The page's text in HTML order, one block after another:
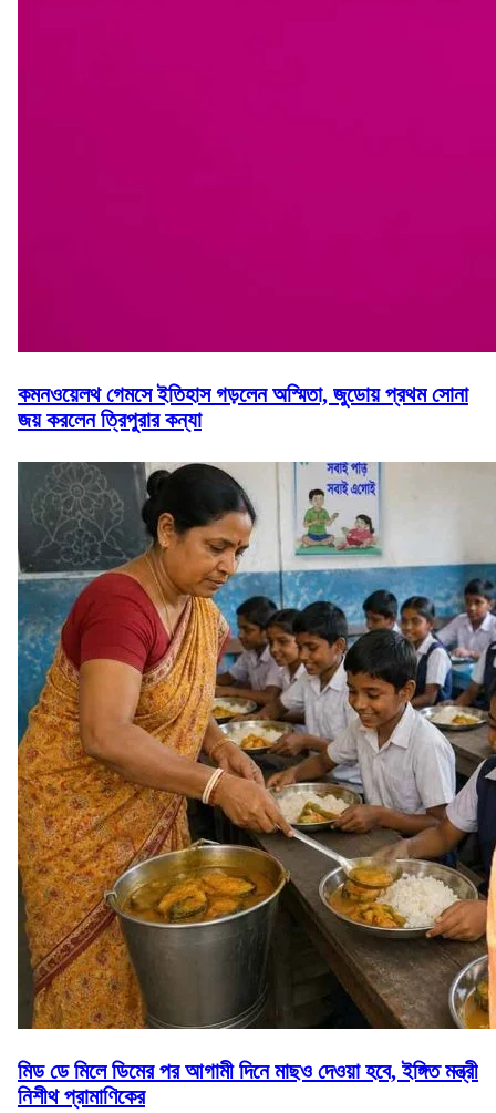
কমনওয়েলথ গেমসে ইতিহাস গড়লেন অস্মিতা, জুডোয় প্রথম সোনা
জয় করলেন ত্রিপুরার কন্যা
মিড ডে মিলে ডিমের পর আগামী দিনে মাছও দেওয়া হবে, ইঙ্গিত মন্ত্রী
নিশীথ প্রামাণিকের